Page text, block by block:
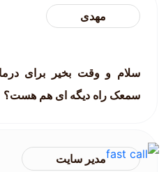
مهدی
سلام و وقت بخیر برای
سمعک راه دیگه ای هم هست؟
مدیر سایت